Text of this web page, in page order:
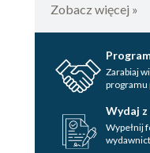
Zobacz więcej »
Zarabiaj
programu
Wydaj z
Wypełnij